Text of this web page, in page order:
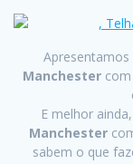
Apresentamos
Manchester
E melhor
Manchester
sabem o que